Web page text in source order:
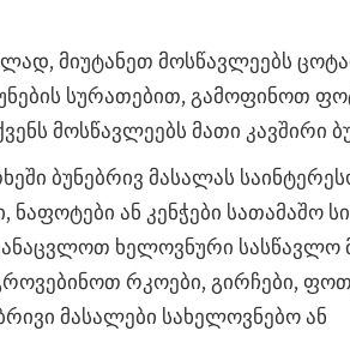
მიუტანეთ მოსწავლეებს
სურათებით, გამოფინოთ
მოსწავლეებს მათი კავშირი
ბუნებრივ მასალას
ან კენჭები სათამაშო
ხელოვნური სასწავლო
რკოები, გირჩები,
მასალები სახელოვნებო ან